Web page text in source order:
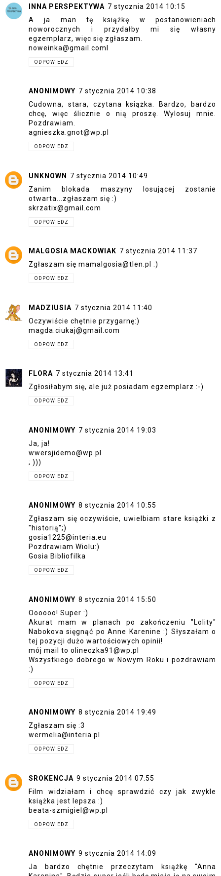
INNA PERSPEKTYWA 7 stycznia 2014 10:15
A ja man tę książkę w postanowieniach
noworocznych i przydałby mi się własny
egzemplarz, więc się zgłaszam.
noweinka@gmail.coml
ODPOWIEDZ
ANONIMOWY 7 stycznia 2014 10:38
Cudowna, stara, czytana książka. Bardzo, bardzo
chcę, więc ślicznie o nią proszę. Wylosuj mnie.
Pozdrawiam.
agnieszka.gnot@wp.pl
ODPOWIEDZ
UNKNOWN
7 stycznia 2014 10:49
Zanim blokada maszyny losującej zostanie
otwarta...zgłaszam się :)
skrzatix@gmail.com
ODPOWIEDZ
MALGOSIA MACKOWIAK 7 stycznia 2014 11:37
Zgłaszam się mamalgosia@tlen.pl :)
ODPOWIEDZ
MADZIUSIA 7 stycznia 2014 11:40
Oczywiście chętnie przygarnę:)
magda.ciukaj@gmail.com
ODPOWIEDZ
FLORA 7 stycznia 2014 13:41
Zgłosiłabym się, ale już posiadam egzemplarz :-)
ODPOWIEDZ
ANONIMOWY 7 stycznia 2014 19:03
Ja, ja!
wwersjidemo@wp.pl
; )))
ODPOWIEDZ
ANONIMOWY 8 stycznia 2014 10:55
Zgłaszam się oczywiście, uwielbiam stare książki z
"historią";)
gosia1225@interia.eu
Pozdrawiam Wiolu:)
Gosia Bibliofilka
ODPOWIEDZ
ANONIMOWY 8 stycznia 2014 15:50
Oooooo! Super :)
Akurat mam w planach po zakończeniu "Lolity"
Nabokova sięgnąć po Anne Karenine :) Słyszałam o
tej pozycji dużo wartościowych opinii!
mój mail to olineczka91@wp.pl
Wszystkiego dobrego w Nowym Roku i pozdrawiam
:)
ODPOWIEDZ
ANONIMOWY 8 stycznia 2014 19:49
Zgłaszam się :3
wermelia@interia.pl
ODPOWIEDZ
SROKENCJA 9 stycznia 2014 07:55
Film widziałam i chcę sprawdzić czy jak zwykle
książka jest lepsza :)
beata-szmigiel@wp.pl
ODPOWIEDZ
ANONIMOWY 9 stycznia 2014 14:09
Ja bardzo chętnie przeczytam książkę "Anna